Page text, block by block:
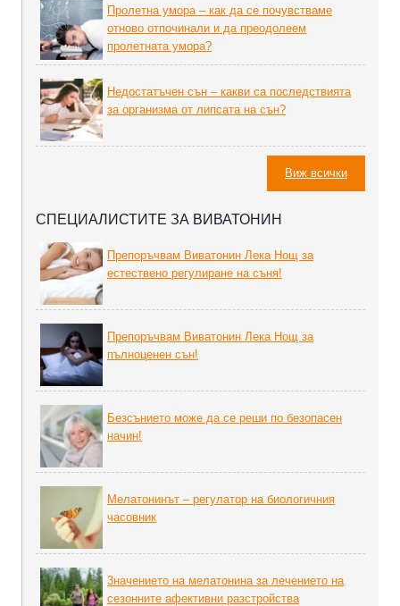
Пролетна умора – как да се почувстваме
отново отпочинали и да преодолеем
пролетната умора?
Недостатъчен сън – какви са последствията
за организма от липсата на сън?
Виж всички
СПЕЦИАЛИСТИТЕ ЗА ВИВАТОНИН
Препоръчвам Виватонин Лека Нощ за
естествено регулиране на съня!
Препоръчвам Виватонин Лека Нощ за
пълноценен сън!
Безсънието може да се реши по безопасен
начин!
Мелатонинът – регулатор на биoлoгичния
часовник
3начението на мелатонина за лечението на
сезонните афективни разстройства